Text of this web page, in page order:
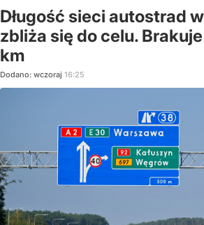
Długość sieci autostrad
zbliża się do celu.
km
Dodano: wczoraj 16:25